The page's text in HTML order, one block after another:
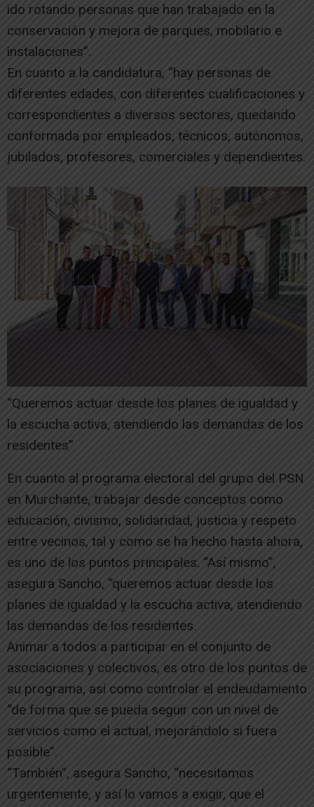
ido rotando personas que han trabajado en la
conservación y mejora de parques, mobilario e
instalaciones”.
En cuanto a la candidatura, “hay personas de
diferentes edades, con diferentes cualificaciones y
correspondientes a diversos sectores, quedando
conformada por empleados, técnicos, autónomos,
jubilados, profesores, comerciales y dependientes.
“Queremos actuar desde los planes de igualdad y
la escucha activa, atendiendo las demandas de los
residentes”
En cuanto al programa electoral del grupo del PSN
en Murchante, trabajar desde conceptos como
educación, civismo, solidaridad, justicia y respeto
entre vecinos, tal y como se ha hecho hasta ahora,
es uno de los puntos principales. “Así mismo”,
asegura Sancho, “queremos actuar desde los
planes de igualdad y la escucha activa, atendiendo
las demandas de los residentes.
Animar a todos a participar en el conjunto de
asociaciones y colectivos, es otro de los puntos de
su programa, así como controlar el endeudamiento
“de forma que se pueda seguir con un nivel de
servicios como el actual, mejorándolo si fuera
posible”.
“También”, asegura Sancho, “necesitamos
urgentemente, y así lo vamos a exigir, que el